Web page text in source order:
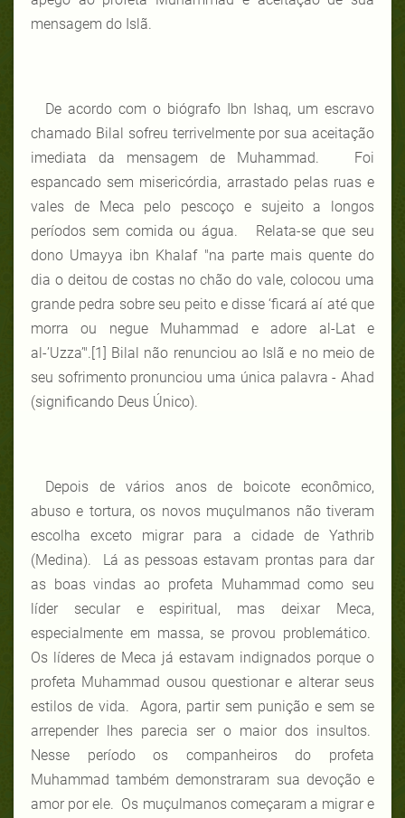
mensagem do Islã.
De acordo com o biógrafo Ibn Ishaq, um escravo
chamado Bilal sofreu terrivelmente por sua aceitação
imediata da mensagem de Muhammad. Foi
espancado sem misericórdia, arrastado pelas ruas e
vales de Meca pelo pescoço e sujeito a longos
períodos sem comida ou água. Relata-se que seu
dono Umayya ibn Khalaf "na parte mais quente do
dia o deitou de costas no chão do vale, colocou uma
grande pedra sobre seu peito e disse ‘ficará aí até que
morra ou negue Muhammad e adore al-Lat e
al-’Uzza’". [1] Bilal não renunciou ao Islã e no meio de
seu sofrimento pronunciou uma única palavra - Ahad
(significando Deus Único).
Depois de vários anos de boicote econômico,
abuso e tortura, os novos muçulmanos não tiveram
escolha exceto migrar para a cidade de Yathrib
(Medina). Lá as pessoas estavam prontas para dar
as boas vindas ao profeta Muhammad como seu
líder secular e espiritual, mas deixar Meca,
especialmente em massa, se provou problemático.
Os líderes de Meca já estavam indignados porque o
profeta Muhammad ousou questionar e alterar seus
estilos de vida. Agora, partir sem punição e sem se
arrepender lhes parecia ser o maior dos insultos.
Nesse período os companheiros do profeta
Muhammad também demonstraram sua devoção e
amor por ele. Os muçulmanos começaram a migrar e